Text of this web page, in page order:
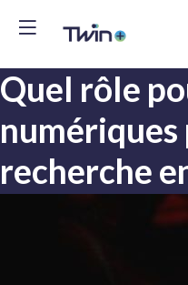
Quel rôle
numériques
recherche